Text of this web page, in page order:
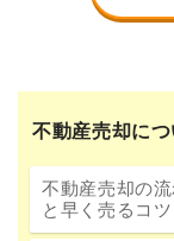
不動産売却に
不動産売却の
と早く売るコ